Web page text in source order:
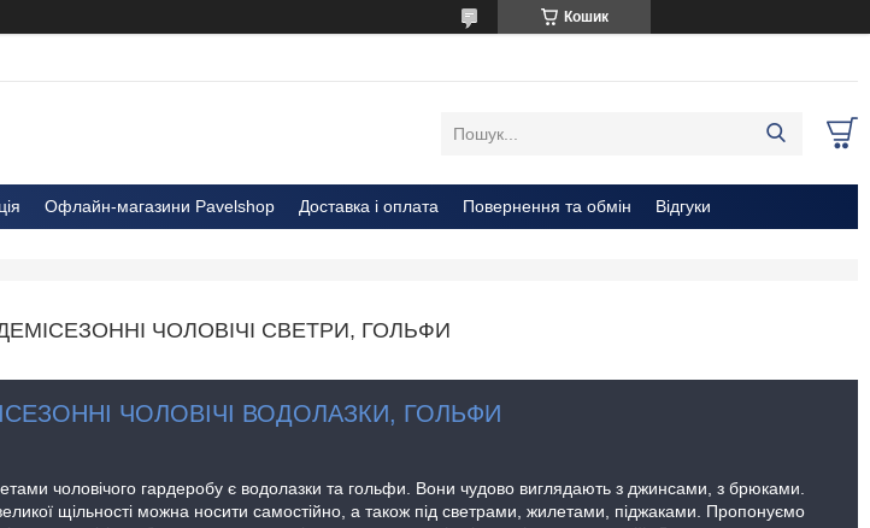
Кошик
Офлайн-магазини Pavelshop Доставка і оплата Повернення та обмін Відгуки
ЧОЛОВІЧІ СВЕТРИ, ГОЛЬФИ
ЧОЛОВІЧІ ВОДОЛАЗКИ, ГОЛЬФИ
чоловічого гардеробу є водолазки та гольфи. Вони чудово виглядають з джинсами, з брюками.
щільності можна носити самостійно, а також під светрами, жилетами, піджаками. Пропонуємо